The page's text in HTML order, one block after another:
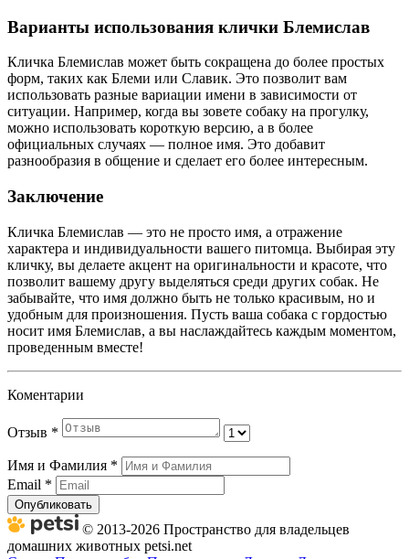
Варианты использования клички Блемислав
Кличка Блемислав может быть сокращена до более простых
форм, таких как Блеми или Славик. Это позволит вам
использовать разные вариации имени в зависимости от
ситуации. Например, когда вы зовете собаку на прогулку,
можно использовать короткую версию, а в более
официальных случаях — полное имя. Это добавит
разнообразия в общение и сделает его более интересным.
Заключение
Кличка Блемислав — это не просто имя, а отражение
характера и индивидуальности вашего питомца. Выбирая эту
кличку, вы делаете акцент на оригинальности и красоте, что
позволит вашему другу выделяться среди других собак. Не
забывайте, что имя должно быть не только красивым, но и
удобным для произношения. Пусть ваша собака с гордостью
носит имя Блемислав, а вы наслаждайтесь каждым моментом,
проведенным вместе!
Коментарии
Отзыв *
Имя и Фамилия *
Email *
Опубликовать
© 2013-2026 Пространство для владельцев
домашних животных petsi.net